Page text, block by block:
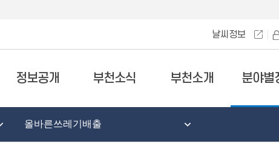
날씨정보
정보공개 부천소식 부천소개 분야별
올바른쓰레기배출